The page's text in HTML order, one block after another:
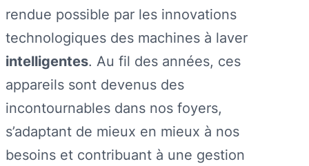
rendue possible par les innovations
technologiques des machines à laver
intelligentes. Au fil des années, ces
appareils sont devenus des
incontournables dans nos foyers,
s’adaptant de mieux en mieux à nos
besoins et contribuant à une gestion